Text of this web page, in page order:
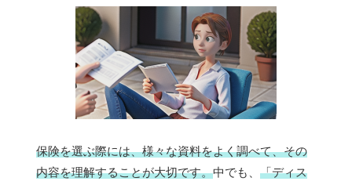
保険を選ぶ際には、様々な資料をよく調べて、その
内容を理解することが大切です。中でも、 「ディス